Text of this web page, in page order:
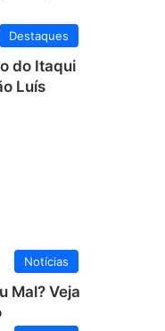
Destaques
do Itaqui
Luís
Notícias
Mal? Veja